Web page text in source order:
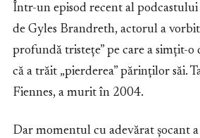
Într-un episod recent al
de Gyles Brandreth, actorul a vorbit
profundă tristețe” pe care a simțit-
că a trăit „pierderea” părinților săi.
Fiennes, a murit în 2004.
Dar momentul cu adevărat șocant